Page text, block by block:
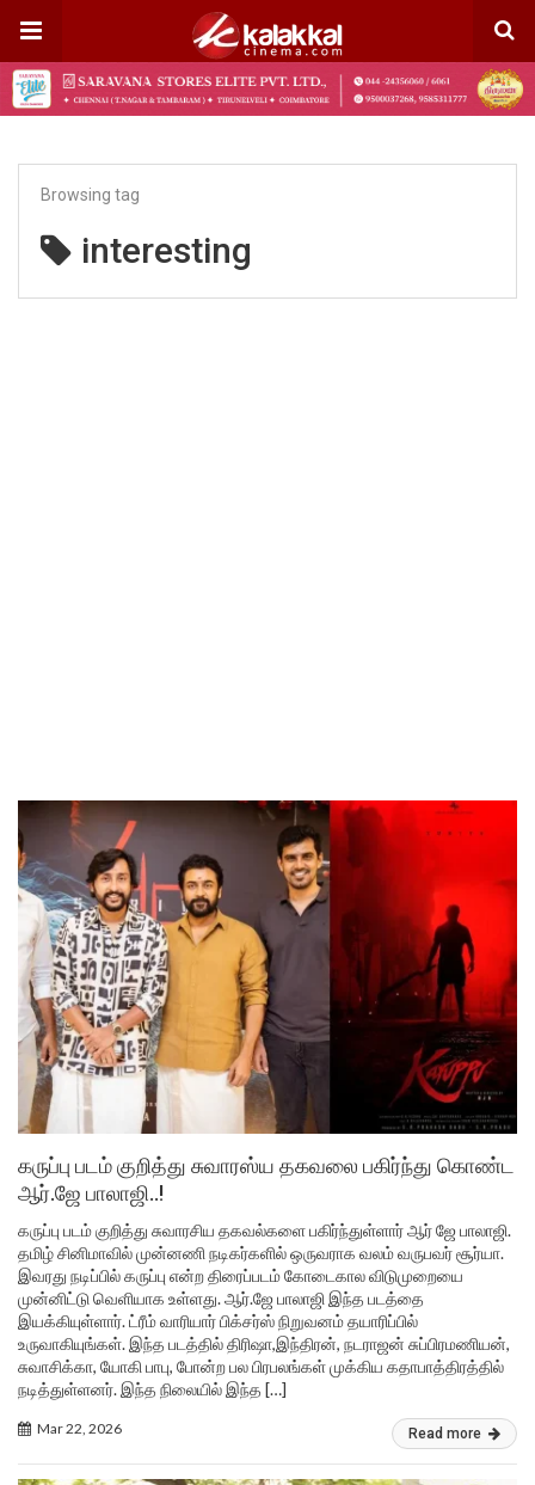
Browsing tag
interesting
கருப்பு படம் குறித்து சுவாரஸ்ய தகவலை பகிர்ந்து கொண்ட
ஆர்.ஜே பாலாஜி..!
கருப்பு படம் குறித்து சுவாரசிய தகவல்களை பகிர்ந்துள்ளார் ஆர் ஜே பாலாஜி.
தமிழ் சினிமாவில் முன்னணி நடிகர்களில் ஒருவராக வலம் வருபவர் சூர்யா.
இவரது நடிப்பில் கருப்பு என்ற திரைப்படம் கோடைகால விடுமுறையை
முன்னிட்டு வெளியாக உள்ளது. ஆர்.ஜே பாலாஜி இந்த படத்தை
இயக்கியுள்ளார். ட்ரீம் வாரியார் பிக்சர்ஸ் நிறுவனம் தயாரிப்பில்
உருவாகியுங்கள். இந்த படத்தில் திரிஷா,இந்திரன், நடராஜன் சுப்பிரமணியன்,
சுவாசிக்கா, யோகி பாபு, போன்ற பல பிரபலங்கள் முக்கிய கதாபாத்திரத்தில்
நடித்துள்ளனர். இந்த நிலையில் இந்த […]
Mar 22, 2026 Read more